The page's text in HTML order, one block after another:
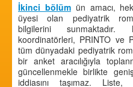
İkinci bölümün amacı,
üyesi olan pediyatrik
bilgilerini
koordinatörleri, PRINTO ve
tüm dünyadaki pediyatrik
bir anket aracılığıyla
güncellenmekle birlikte
iddiasını taşımaz.